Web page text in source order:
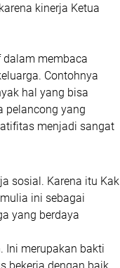
kinerja Ketua
dalam membaca
Contohnya
hal yang bisa
pelancong yang
menjadi sangat
sosial. Karena itu Kak
ini sebagai
yang berdaya
Ini merupakan bakti